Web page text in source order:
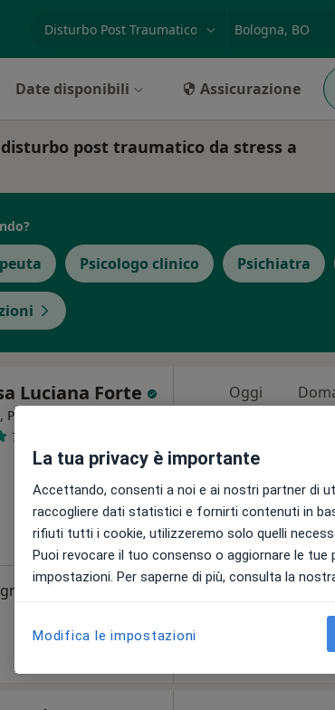
Date disponibili Assicurazione
post traumatico da stress a
Psicologo clinico Psichiatra
Luciana Forte
Psicoterapeuta
7 recensioni
Mappa
160 €
Oggi
8 Ago 9
Chiedi di
La tua privacy è importante
Accettando, consenti a noi e ai nostri partner di
raccogliere dati statistici e fornirti contenuti in
rifiuti tutti i cookie, utilizzeremo solo quelli
Puoi revocare il tuo consenso o aggiornare le
impostazioni. Per saperne di più, consulta la
Modifica le impostazioni